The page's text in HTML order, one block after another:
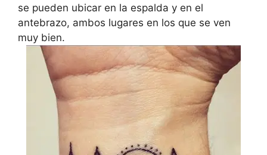
se pueden ubicar en la espalda y en el
antebrazo, ambos lugares en los que se ven
muy bien.